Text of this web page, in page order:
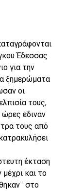
Έδεσσας
για την
ξημερώματα
οι
τους,
έδιναν
τους από
έκταση
και το
στο